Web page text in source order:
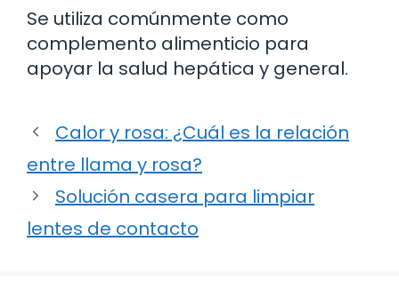
Se utiliza comúnmente como
complemento alimenticio para
apoyar la salud hepática y general.
Calor y rosa: ¿Cuál es la relación
entre llama y rosa?
Solución casera para limpiar
lentes de contacto